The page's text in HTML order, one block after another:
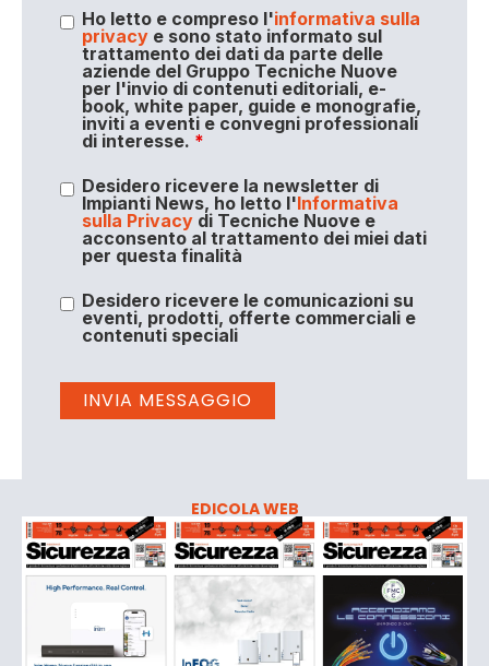
Ho letto e compreso l'informativa sulla
privacye sono stato informato sul
trattamento dei dati da parte delle
aziende del Gruppo Tecniche Nuove
per l'invio di contenuti editoriali, e-
book, white paper, guide e monografie,
inviti a eventi e convegni professionali
di interesse. *
Desidero ricevere la newsletter di
Impianti News, ho letto l'Informativa
sulla Privacydi Tecniche Nuove e
acconsento al trattamento dei miei dati
per questa finalità
Desidero ricevere le comunicazioni su
eventi, prodotti, offerte commerciali e
contenuti speciali
EDICOLA WEB